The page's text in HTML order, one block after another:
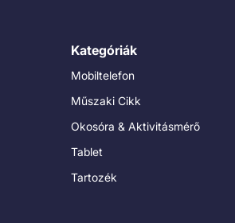
Kategóriák
Mobiltelefon
Műszaki Cikk
Okosóra & Aktivitásmérő
Tablet
Tartozék